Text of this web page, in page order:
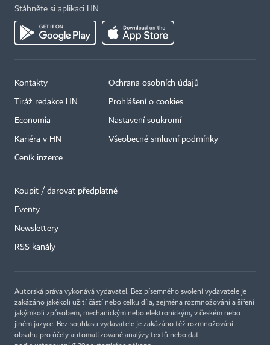
Stáhněte si aplikaci HN
Kontakty
Tiráž redakce HN
Economia
Kariéra v HN
Ceník inzerce
Ochrana osobních údajů
Prohlášení o cookies
Nastavení soukromí
Všeobecné smluvní podmínky
Koupit / darovat předplatné
Eventy
Newslettery
RSS kanály
Autorská práva vykonává vydavatel. Bez písemného svolení vydavatele je
zakázáno jakékoli užití částí nebo celku díla, zejména rozmnožování a šíření
jakýmkoli způsobem, mechanickým nebo elektronickým, v českém nebo
jiném jazyce. Bez souhlasu vydavatele je zakázáno též rozmnožování
obsahu pro účely automatizované analýzy textů nebo dat